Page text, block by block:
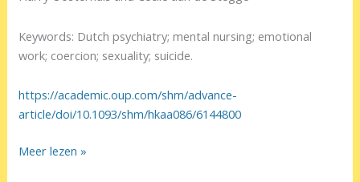
Keywords: Dutch psychiatry; mental nursing; emotional
work; coercion; sexuality; suicide.
https://academic.oup.com/shm/advance-
article/doi/10.1093/shm/hkaa086/6144800
Between
Meer lezen »